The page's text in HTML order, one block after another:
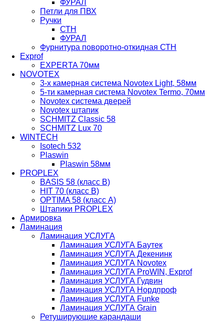
ФУРАЛ
Петли для ПВХ
Ручки
СТН
ФУРАЛ
Фурнитура поворотно-откидная СТН
Exprof
EXPERTA 70мм
NOVOTEX
3-х камерная система Novotex Light, 58мм
5-ти камерная система Novotex Termo, 70мм
Novotex система дверей
Novotex штапик
SCHMITZ Classic 58
SCHMITZ Lux 70
WINTECH
Isotech 532
Plaswin
Plaswin 58мм
PROPLEX
BASIS 58 (класс В)
HIT 70 (класс В)
OPTIMA 58 (класс А)
Штапики PROPLEX
Армировка
Ламинация
Ламинация УСЛУГА
Ламинация УСЛУГА Баутек
Ламинация УСЛУГА Декенинк
Ламинация УСЛУГА Novotex
Ламинация УСЛУГА ProWIN, Exprof
Ламинация УСЛУГА Гудвин
Ламинация УСЛУГА Нордпроф
Ламинация УСЛУГА Funke
Ламинация УСЛУГА Grain
Ретуширующие карандаши